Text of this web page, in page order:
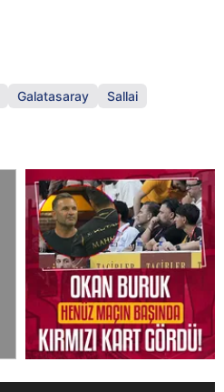
Galatasaray
Sallai